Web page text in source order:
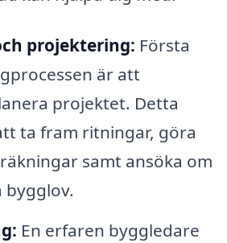
projektering: Första
är att
projektet. Detta
ta fram ritningar, göra
samt ansöka om
bygglov.
En erfaren byggledare